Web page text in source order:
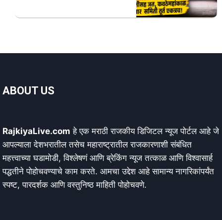
ABOUT US
RajkiyaLive.com हे एक मराठी राजकीय डिजिटल न्यूज पोर्टल आहे जे
आपल्याला देशभरातील तसेच महाराष्ट्रातील राजकारणाशी संबंधित
महत्त्वाच्या घडामोडी, विश्लेषणं आणि ब्रेकिंग न्यूज तत्काळ आणि विश्वासार्ह
पद्धतीने पोहोचवण्याचे काम करते. आमचा उद्देश आहे सामान्य नागरिकांपर्यंत
स्पष्ट, पारदर्शक आणि वस्तुनिष्ठ माहिती पोहोचवणे.